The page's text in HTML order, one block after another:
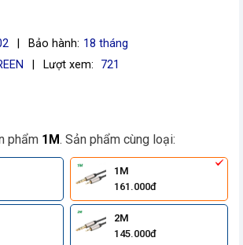
Bảo hành: 18 tháng
Lượt xem: 721
phẩm 1M. Sản phẩm cùng loại:
1M
161.000đ
2M
145.000đ